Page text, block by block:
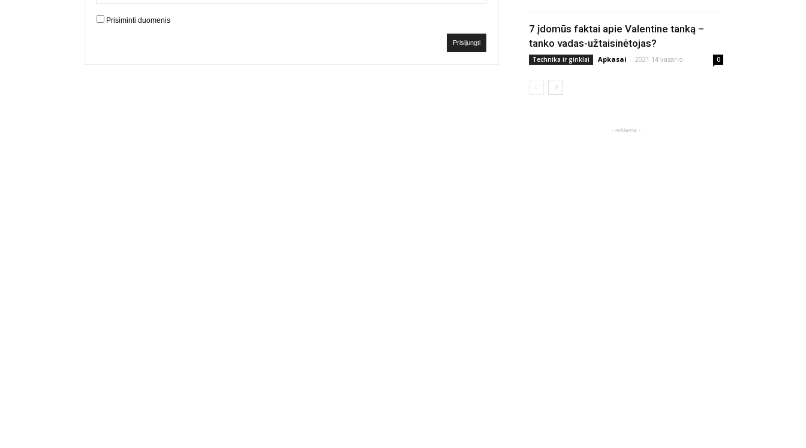
Prisiminti duomenis
Prisijungti
7 įdomūs faktai apie Valentine tanką –
tanko vadas-užtaisinėtojas?
Technika ir ginklai Apkasai - 2021 14 vasario 0
- reklama -